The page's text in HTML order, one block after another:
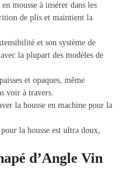
mousse à insérer dans les
de plis et maintient la
et son système de
la plupart des modèles de
et opaques, même
voir à travers.
la housse en machine pour la
la housse est ultra doux,
d’Angle Vin